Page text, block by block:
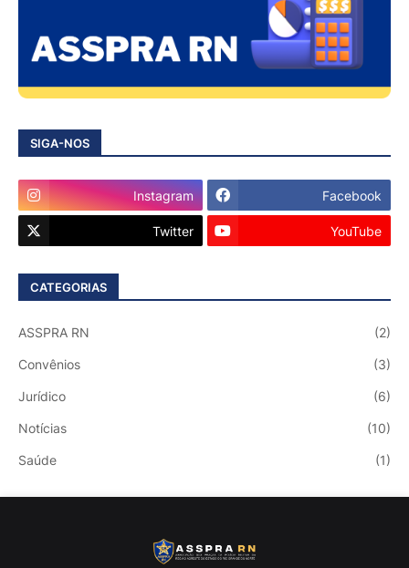
SIGA-NOS
Instagram Facebook
Twitter YouTube
CATEGORIAS
ASSPRA RN (2)
Convênios (3)
Jurídico (6)
Notícias (10)
Saúde (1)